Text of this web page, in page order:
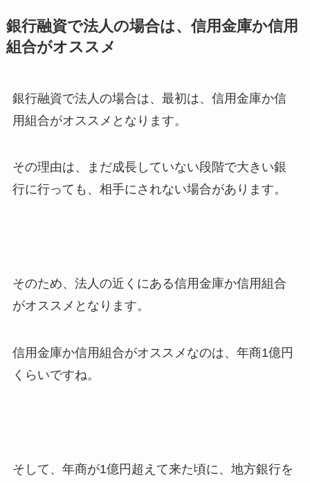
銀行融資で法人の場合は、信用金庫か信用
組合がオススメ
銀行融資で法人の場合は、最初は、信用金庫か信
用組合がオススメとなります。
その理由は、まだ成長していない段階で大きい銀
行に行っても、相手にされない場合があります。
そのため、法人の近くにある信用金庫か信用組合
がオススメとなります。
信用金庫か信用組合がオススメなのは、年商1億円
くらいですね。
そして、年商が1億円超えて来た頃に、地方銀行を